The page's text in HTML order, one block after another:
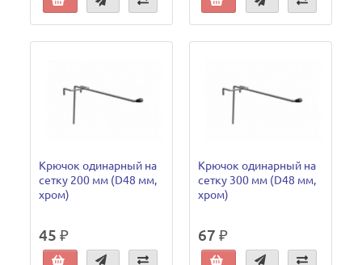
Крючок одинарный на
сетку 200 мм (D48 мм,
хром)
45 ₽
Крючок одинарный на
сетку 300 мм (D48 мм,
хром)
67 ₽